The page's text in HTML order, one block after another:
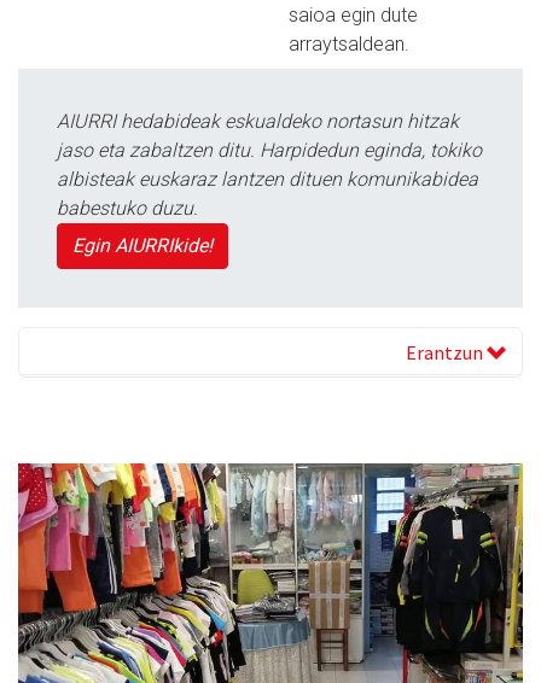
saioa egin dute
arraytsaldean.
AIURRI hedabideak eskualdeko nortasun hitzak
jaso eta zabaltzen ditu. Harpidedun eginda, tokiko
albisteak euskaraz lantzen dituen komunikabidea
babestuko duzu.
Egin AIURRIkide!
Erantzun